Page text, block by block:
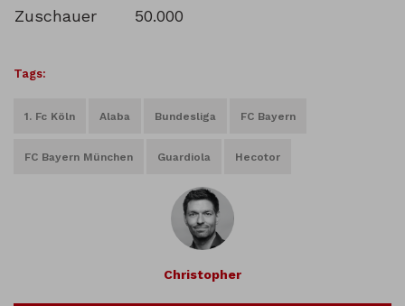
Zuschauer
50.000
Tags:
1. Fc Köln Alaba Bundesliga FC Bayern
FC Bayern München Guardiola Hecotor
Christopher